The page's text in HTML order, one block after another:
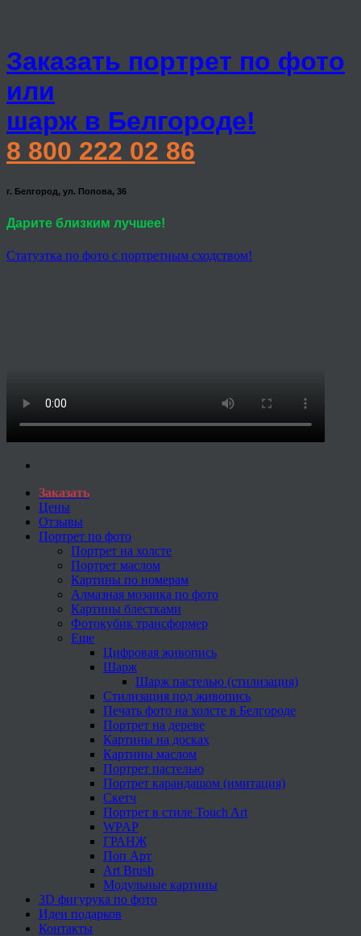
Заказать портрет по фото
или
шарж в Белгороде!
8 800 222 02 86
г. Белгород, ул. Попова, 36
Дарите близким лучшее!
Статуэтка по фото с портретным сходством!
Заказать
Цены
Отзывы
Портрет по фото
Портрет на холсте
Портрет маслом
Картины по номерам
Алмазная мозаика по фото
Картины блестками
Фотокубик трансформер
Еще
Цифровая живопись
Шарж
Шарж пастелью (стилизация)
Стилизация под живопись
Печать фото на холсте в Белгороде
Портрет на дереве
Картины на досках
Картины маслом
Портрет пастелью
Портрет карандашом (имитация)
Скетч
Портрет в стиле Touch Art
WPAP
ГРАНЖ
Поп Арт
Art Brush
Модульные картины
3D фигурука по фото
Идеи подарков
Контакты